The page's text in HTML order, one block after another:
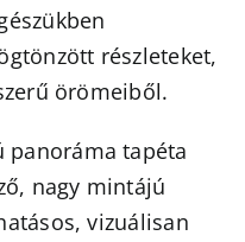
részleteket,
örömeiből.
panoráma tapéta
nagy mintájú
vizuálisan